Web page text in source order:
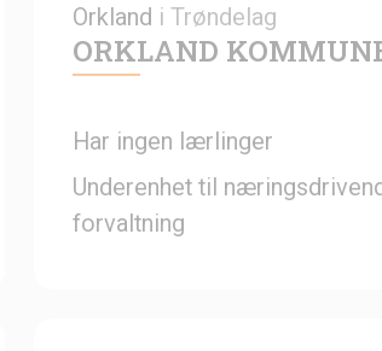
Orkland i Trøndelag
ORKLAND
Har ingen lærlinger
Underenhet til
forvaltning